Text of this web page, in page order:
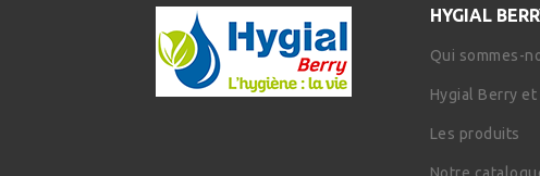
HYGIAL
Qui sommes-
Hygial Berry
Les produits